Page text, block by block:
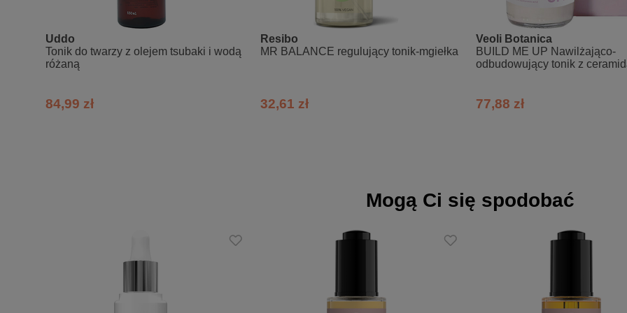
Ponieważ retinol przenika do głębszych warstw skóry, kobiety w okresie ciąży i karmienia piersią NIE
Serum jest bez dodatków zapachowych, jego lekko wyczuwalna nuta wynika ze składu.
Po aplikacji produktu zalecamy dokładne umycie dłoni.
Przechowywać w miejscu suchym i zacienionym, o temperaturze pokojowej. Termin przydatności
SPOSÓB UŻYCIA:
Retinol wprowadzamy stopniowo, przez pierwsze 2 tygodnie stosując co 4-5 wieczór. Po każdych
Nakładamy go tylko raz dziennie, wyłącznie w pielęgnacji wieczornej, na oczyszczoną i suchą skórę,
Na początku wprowadzania retinolu do pielęgnacji aplikujemy go samodzielnie, aby obserwować
W pierwszych tygodniach stosowania można zaobserwować zaczerwienienie, przesuszenie czy
jest to wynik budowania się tolerancji skóry na tą substancję aktywną.
Uddo
Tonik do twarzy z olejem tsubaki i wodą
różaną
84,99 zł
Resibo
MR BALANCE regulujący tonik-mgiełka
32,61 zł
Veoli Botanica
BUILD ME UP Nawilżająco-
odbudowujący tonik z
77,88 zł
Mogą Ci się spodobać